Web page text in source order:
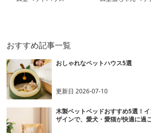
おすすめ記事一覧
おしゃれなペットハウス5選
更新日2026-07-10
木製ペットベッドおすすめ5選！
ザインで、愛犬・愛猫が快適に過